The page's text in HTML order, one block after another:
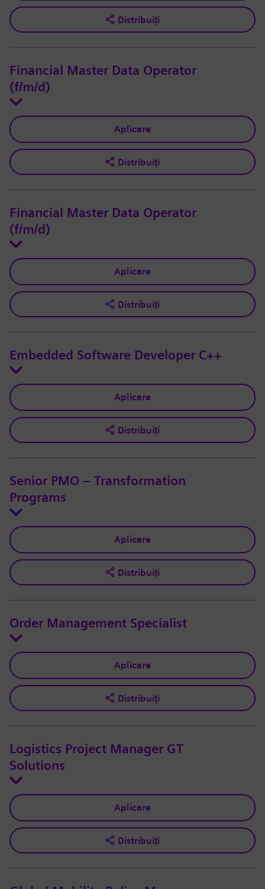
Distribuiți
Financial Master Data Operator
(f/m/d)
Aplicare
Distribuiți
Financial Master Data Operator
(f/m/d)
Aplicare
Distribuiți
Embedded Software Developer C++
Aplicare
Distribuiți
Senior PMO – Transformation
Programs
Aplicare
Distribuiți
Order Management Specialist
Aplicare
Distribuiți
Logistics Project Manager GT
Solutions
Aplicare
Distribuiți